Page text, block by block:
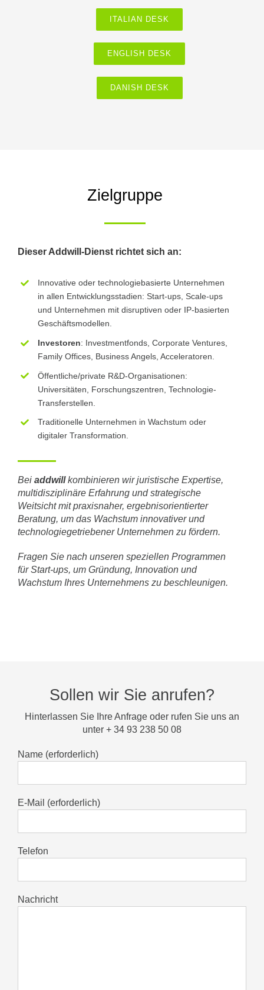
ITALIAN DESK
ENGLISH DESK
DANISH DESK
Zielgruppe
Dieser Addwill-Dienst richtet sich an:
Innovative oder technologiebasierte Unternehmen
in allen Entwicklungsstadien: Start-ups, Scale-ups
und Unternehmen mit disruptiven oder IP-basierten
Geschäftsmodellen.
Investoren: Investmentfonds, Corporate Ventures,
Family Offices, Business Angels, Acceleratoren.
Öffentliche/private R&D-Organisationen:
Universitäten, Forschungszentren, Technologie-
Transferstellen.
Traditionelle Unternehmen in Wachstum oder
digitaler Transformation.
Bei addwillkombinieren wir juristische Expertise,
multidisziplinäre Erfahrung und strategische
Weitsicht mit praxisnaher, ergebnisorientierter
Beratung, um das Wachstum innovativer und
technologiegetriebener Unternehmen zu fördern.
Fragen Sie nach unseren speziellen Programmen
für Start-ups, um Gründung, Innovation und
Wachstum Ihres Unternehmens zu beschleunigen.
Sollen wir Sie anrufen?
Hinterlassen Sie Ihre Anfrage oder rufen Sie uns an
unter + 34 93 238 50 08
Name (erforderlich)
E-Mail (erforderlich)
Telefon
Nachricht